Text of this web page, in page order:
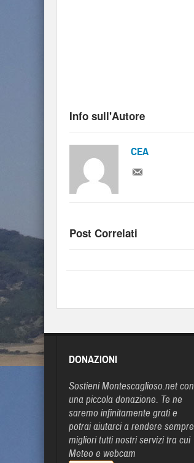
Info sull'Autore
CEA
Post Correlati
DONAZIONI
Sostieni Montescaglioso.net con
una piccola donazione. Te ne
saremo infinitamente grati e
potrai aiutarci a rendere sempre
migliori tutti nostri servizi tra cui
Meteo e webcam